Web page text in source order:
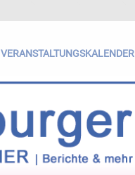
VERANSTALTUNGSKALENDER